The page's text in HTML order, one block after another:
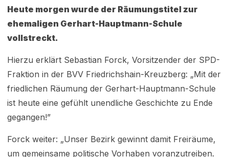
Heute morgen wurde der Räumungstitel zur
ehemaligen Gerhart-Hauptmann-Schule
vollstreckt.
Hierzu erklärt Sebastian Forck, Vorsitzender der SPD-
Fraktion in der BVV Friedrichshain-Kreuzberg: „Mit der
friedlichen Räumung der Gerhart-Hauptmann-Schule
ist heute eine gefühlt unendliche Geschichte zu Ende
gegangen!”
Forck weiter: „Unser Bezirk gewinnt damit Freiräume,
um gemeinsame politische Vorhaben voranzutreiben.